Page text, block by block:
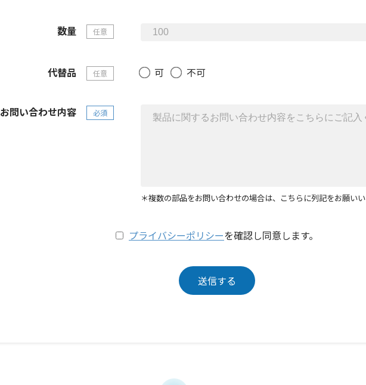
数量 任意
代替品 任意 可 不可
お問い合わせ内容 必須
＊複数の部品をお問い合わせの場合は、こちらに列記をお願いい
プライバシーポリシーを確認し同意します。